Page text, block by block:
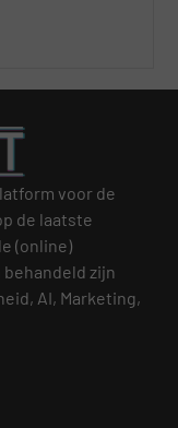
voor de
de laatste
(online)
zijn
AI, Marketing,